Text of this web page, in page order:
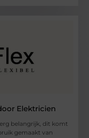
Elektricien
belangrijk, dit komt
gemaakt van